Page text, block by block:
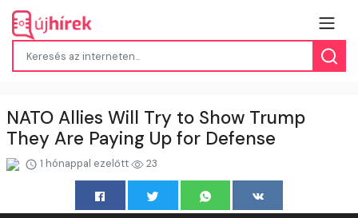
NATO Allies Will Try to Show Trump
They Are Paying Up for Defense
1 hónappal ezelőtt 23